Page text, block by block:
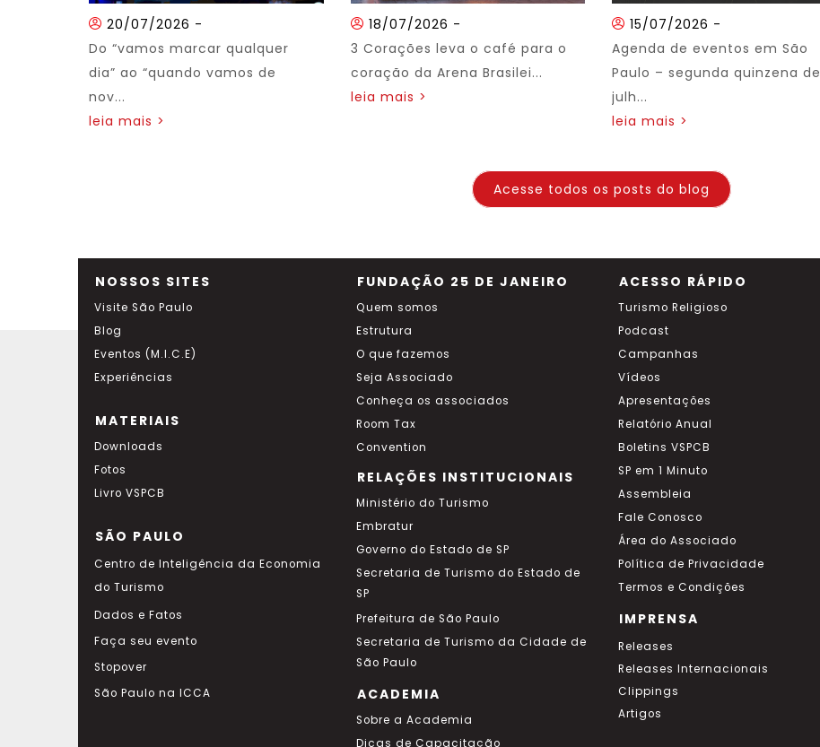
20/07/2026 -
Do “vamos marcar qualquer
dia” ao “quando vamos de
nov...
leia mais >
18/07/2026 -
3 Corações leva o café para o
coração da Arena Brasilei...
leia mais >
15/07/2026 -
Agenda de eventos em São
Paulo – segunda quinzena de
julh...
leia mais >
Acesse todos os posts do blog
NOSSOS SITES
Visite São Paulo
Blog
Eventos (M.I.C.E)
Experiências
MATERIAIS
Downloads
Fotos
Livro VSPCB
SÃO PAULO
Centro de Inteligência da Economia
do Turismo
Dados e Fatos
Faça seu evento
Stopover
São Paulo na ICCA
FUNDAÇÃO 25 DE JANEIRO
Quem somos
Estrutura
O que fazemos
Seja Associado
Conheça os associados
Room Tax
Convention
RELAÇÕES INSTITUCIONAIS
Ministério do Turismo
Embratur
Governo do Estado de SP
Secretaria de Turismo do Estado de
SP
Prefeitura de São Paulo
Secretaria de Turismo da Cidade de
São Paulo
ACADEMIA
Sobre a Academia
Dicas de Capacitação
ACESSO RÁPIDO
Turismo Religioso
Podcast
Campanhas
Vídeos
Apresentações
Relatório Anual
Boletins VSPCB
SP em 1 Minuto
Assembleia
Fale Conosco
Área do Associado
Política de Privacidade
Termos e Condições
IMPRENSA
Releases
Releases Internacionais
Clippings
Artigos